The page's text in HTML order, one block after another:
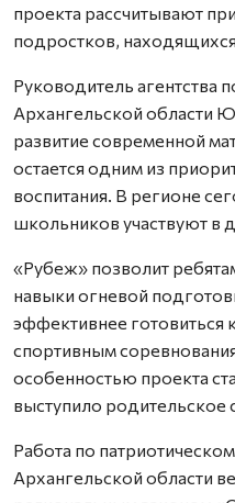
проекта рассчитывают
подростков, находящихся
Руководитель агентства
Архангельской области
развитие современной
остается одним из
воспитания. В регионе
школьников участвуют в
«Рубеж» позволит
навыки огневой
эффективнее готовиться
спортивным
особенностью проекта
выступило родительское
Работа по
Архангельской области